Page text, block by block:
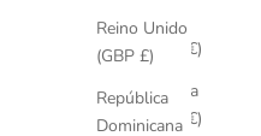
Reino Unido
(GBP £)
República
Dominicana
Baréin
(EUR €)
Bélgica
(EUR €)